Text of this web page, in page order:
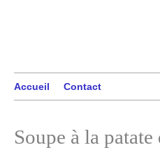
Accueil Contact
Soupe à la patate